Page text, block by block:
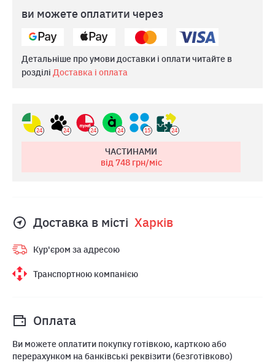
ви можете оплатити через
Детальніше про умови доставки і оплати читайте в
розділі Доставка і оплата
24 24 24 24 15 24
ЧАСТИНАМИ
від 748грн/міс
Доставка в місті Харкiв
Кур'єром за адресою
Транспортною компанією
Оплата
Ви можете оплатити покупку готівкою, карткою або
перерахунком на банківські реквізити (безготівково)